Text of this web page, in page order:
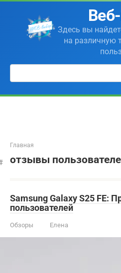
Перейти
контенту
Здесь вы
на различную
Поиск:
Главная
отзывы
Samsung Galaxy S25 FE:
пользователей
Обзоры Елена